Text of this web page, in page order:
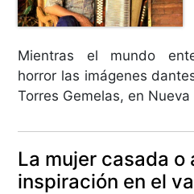
Mientras el mundo
horror las imágenes
Torres Gemelas, en
La mujer casada o
inspiración en el